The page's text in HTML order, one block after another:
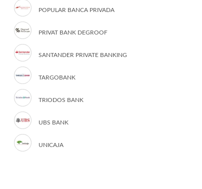
POPULAR BANCA PRIVADA
PRIVAT BANK DEGROOF
SANTANDER PRIVATE BANKING
TARGOBANK
TRIODOS BANK
UBS BANK
UNICAJA